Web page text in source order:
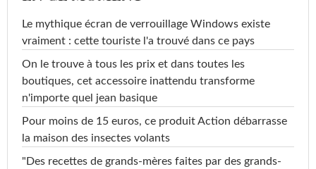
Le mythique écran de verrouillage Windows existe
vraiment : cette touriste l'a trouvé dans ce pays
On le trouve à tous les prix et dans toutes les
boutiques, cet accessoire inattendu transforme
n'importe quel jean basique
Pour moins de 15 euros, ce produit Action débarrasse
la maison des insectes volants
"Des recettes de grands-mères faites par des grands-